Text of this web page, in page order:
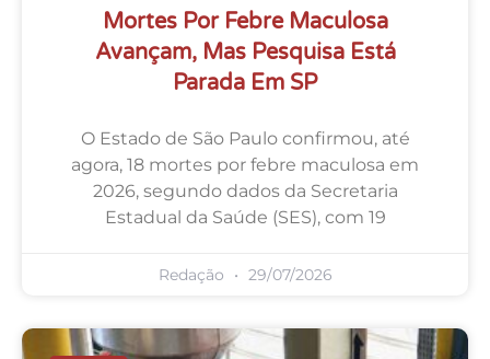
Mortes Por Febre Maculosa
Avançam, Mas Pesquisa Está
Parada Em SP
O Estado de São Paulo confirmou, até
agora, 18 mortes por febre maculosa em
2026, segundo dados da Secretaria
Estadual da Saúde (SES), com 19
Redação 29/07/2026